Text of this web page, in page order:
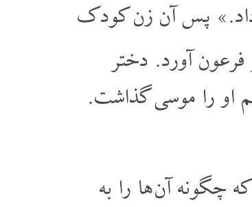
داد.» پس آن زن کودک
آورد. دختر
او را موسی گذاشت.
چگونه آن ها را به